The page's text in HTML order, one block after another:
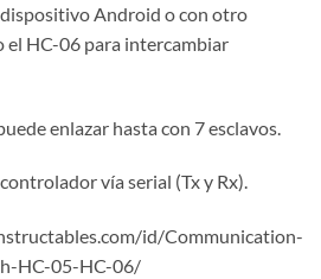
dispositivo Android o con otro
HC-06 para intercambiar
enlazar hasta con 7 esclavos.
vía serial (Tx y Rx).
id/Communication-
HC-05-HC-06/